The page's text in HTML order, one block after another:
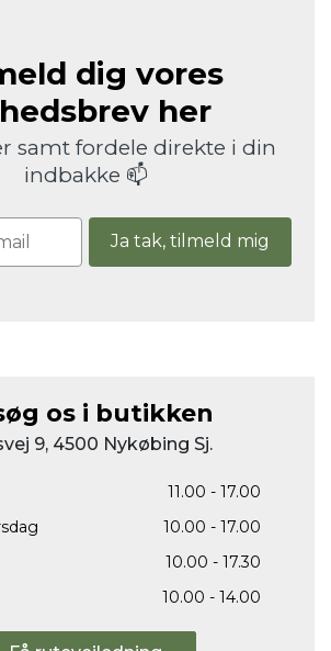
dig vores
her
samt fordele direkte i din
indbakke 📫
Ja tak, tilmeld mig
os i butikken
9, 4500 Nykøbing Sj.
11.00 - 17.00
10.00 - 17.00
10.00 - 17.30
10.00 - 14.00